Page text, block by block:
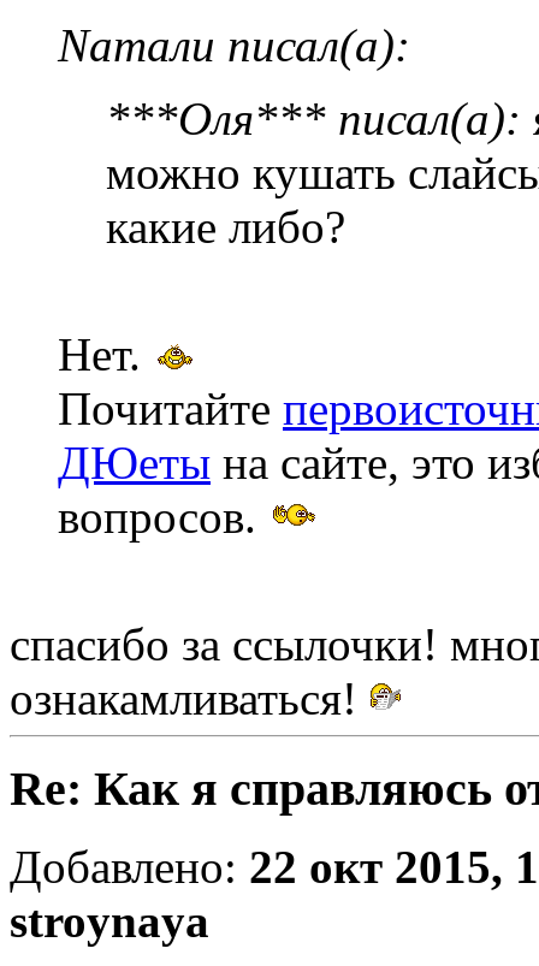
Nатали писал(а):
***Оля*** писал(а):
можно кушать
какие либо?
Нет.
Почитайте
ДЮеты на сайте, это
вопросов.
спасибо за ссылочки!
ознакамливаться!
Re: Как я справляюсь
Добавлено: 22 окт 2015,
stroynaya